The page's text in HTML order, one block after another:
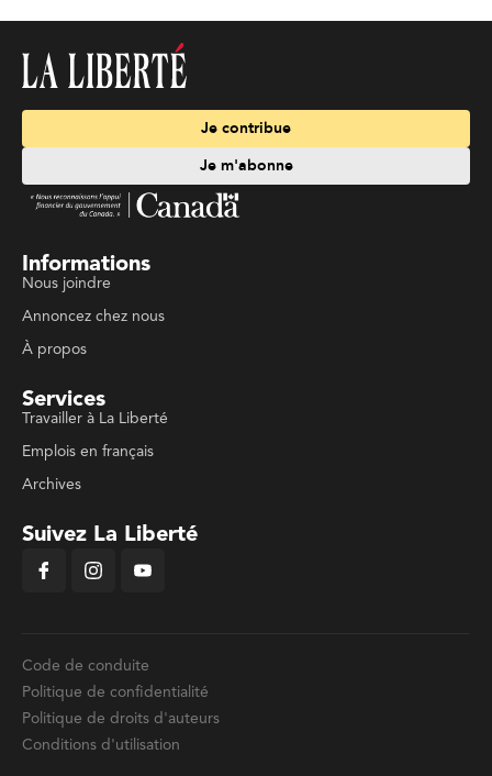
Je contribue
Je m'abonne
Informations
Nous joindre
Annoncez chez nous
À propos
Services
Travailler à La Liberté
Emplois en français
Archives
Suivez La Liberté
Code de conduite
Politique de confidentialité
Politique de droits d'auteurs
Conditions d'utilisation